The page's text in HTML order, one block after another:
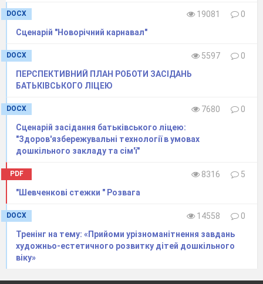
DOCX 19081
0
Сценарій "Новорічний карнавал"
DOCX 5597
0
ПЕРСПЕКТИВНИЙ ПЛАН РОБОТИ ЗАСІДАНЬ
БАТЬКІВСЬКОГО ЛІЦЕЮ
DOCX 7680
0
Сценарій засідання батьківського ліцею:
"Здоров'язбережувальні технології в умовах
дошкільного закладу та сім'ї"
PDF 8316
5
"Шевченкові стежки " Розвага
DOCX 14558
0
Тренінг на тему: «Прийоми урізноманітнення завдань
художньо-естетичного розвитку дітей дошкільного
віку»